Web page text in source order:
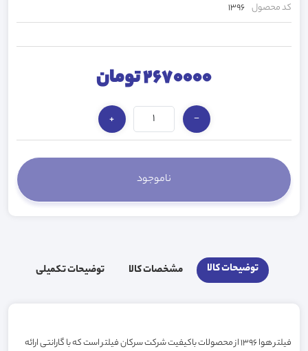
کد محصول 1396
2670000 تومان
−
+
توضیحات کالا مشخصات کالا توضیحات تکمیلی
فیلتر هوا 1396 از محصولات باکیفیت شرکت سرکان فیلتر است که با گارانتی ارائه